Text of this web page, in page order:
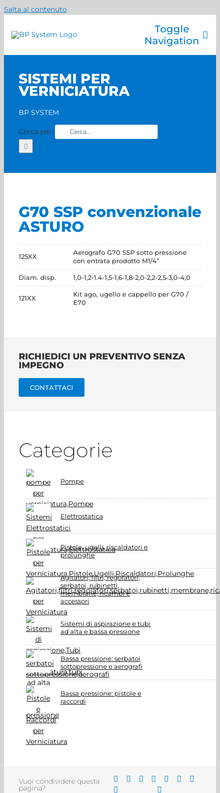
Salta al contenuto
Toggle
Navigation
Catalogo prodotti
Servizi
Home
SISTEMI PER
VERNICIATURA
BP SYSTEM
Cerca per:
G70 SSP convenzionale
ASTURO
125XX
Aerografo G70 SSP sotto pressione
con entrata prodotto M1/4”
Diam. disp. 1,0-1,2-1.4-1,5-1,6-1,8-2,0-2,2-2,5-3,0-4,0
121XX
Kit ago, ugello e cappello per G70 /
E70
RICHIEDICI UN PREVENTIVO SENZA
IMPEGNO
CONTATTACI
Categorie
Pompe
Elettrostatica
Pistole, ugelli, riscaldatori e
prolunghe
Agitatori, filtri, regolatori,
serbatoi, rubinetti,
membrane, ricambi e
accessori
Sistemi di aspirazione e tubi
ad alta e bassa pressione
Bassa pressione: serbatoi
sottopressione e aerografi
Bassa pressione: pistole e
raccordi
Vuoi condividere questa
pagina?